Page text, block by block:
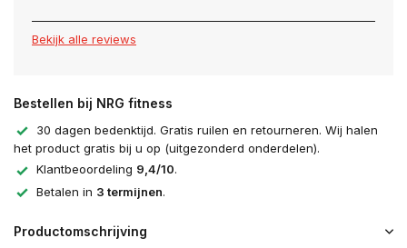
Bekijk alle reviews
Bestellen bij NRG fitness
30 dagen bedenktijd. Gratis ruilen en retourneren. Wij halen
het product gratis bij u op (uitgezonderd onderdelen).
Klantbeoordeling 9,4/10.
Betalen in 3 termijnen.
Productomschrijving